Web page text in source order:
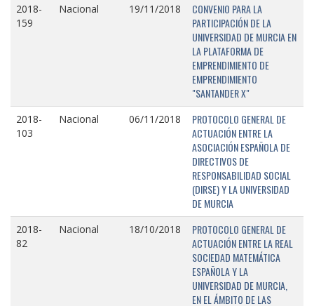
2018-
159
Nacional 19/11/2018
CONVENIO PARA LA
PARTICIPACIÓN DE LA
UNIVERSIDAD DE MURCIA EN
LA PLATAFORMA DE
EMPRENDIMIENTO DE
EMPRENDIMIENTO
"SANTANDER X"
2018-
103
Nacional 06/11/2018
PROTOCOLO GENERAL DE
ACTUACIÓN ENTRE LA
ASOCIACIÓN ESPAÑOLA DE
DIRECTIVOS DE
RESPONSABILIDAD SOCIAL
(DIRSE) Y LA UNIVERSIDAD
DE MURCIA
2018-
82
Nacional 18/10/2018
PROTOCOLO GENERAL DE
ACTUACIÓN ENTRE LA REAL
SOCIEDAD MATEMÁTICA
ESPAÑOLA Y LA
UNIVERSIDAD DE MURCIA,
EN EL ÁMBITO DE LAS